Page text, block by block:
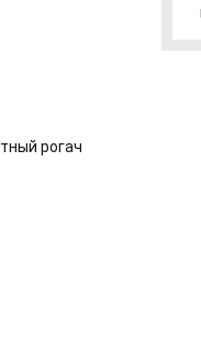
рогач